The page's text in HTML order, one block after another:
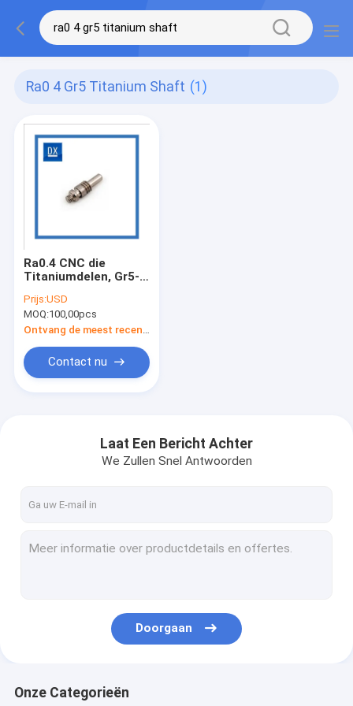
Ra0 4 Gr5 Titanium Shaft (1)
Ra0.4 CNC die
Titaniumdelen, Gr5-
Hoofd met Draad
machinaal bewerken
Prijs:USD
MOQ:100,00pcs
Contact nu
Laat Een Bericht Achter
We Zullen Snel Antwoorden
Doorgaan
Onze Categorieën